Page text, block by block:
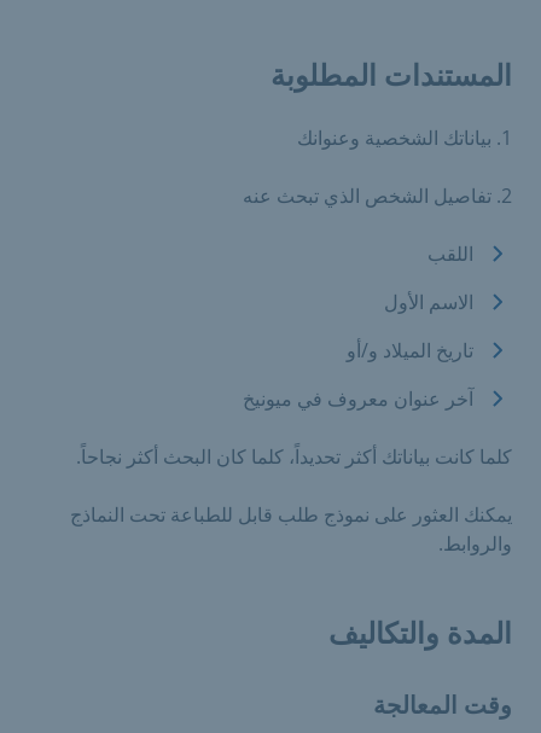
المستندات المطلوبة
1. بياناتك الشخصية وعنوانك
2. تفاصيل الشخص الذي تبحث عنه
اللقب
الاسم الأول
تاريخ الميلاد و/أو
آخر عنوان معروف في ميونيخ
كلما كانت بياناتك أكثر تحديداً، كلما كان البحث أكثر نجاحاً.
يمكنك العثور على نموذج طلب قابل للطباعة تحت النماذج
والروابط.
المدة والتكاليف
وقت المعالجة